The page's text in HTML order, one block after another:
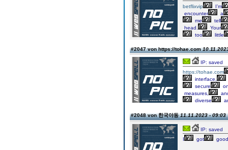
betflixvip
I’m
encounter
a
me
tell
head.
Your
too
little
#2047 von https://tohae.com
IP: saved
https://tohae.com
interface,
secure
measures,
diverse
#2048 von 한국야동11.11.2023 - 09:03
IP: saved
I
got good